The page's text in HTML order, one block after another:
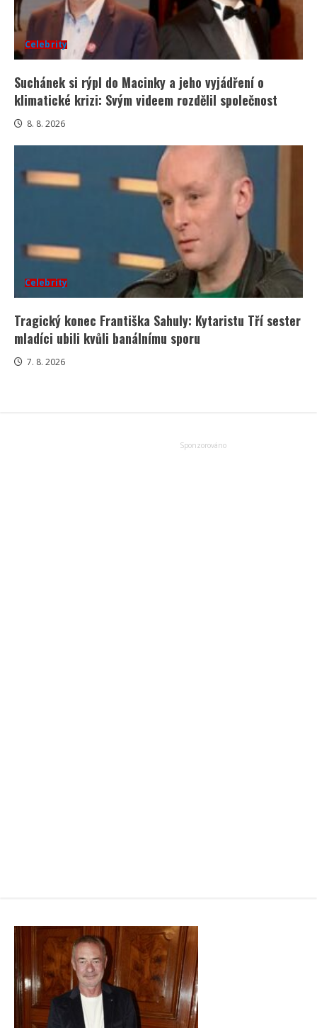
Celebrity
Suchánek si rýpl do Macinky a jeho vyjádření o
klimatické krizi: Svým videem rozdělil společnost
8. 8. 2026
Celebrity
Tragický konec Františka Sahuly: Kytaristu Tří sester
mladíci ubili kvůli banálnímu sporu
7. 8. 2026